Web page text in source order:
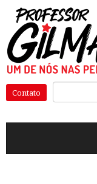
Pular
para
o
conteúdo
Contato